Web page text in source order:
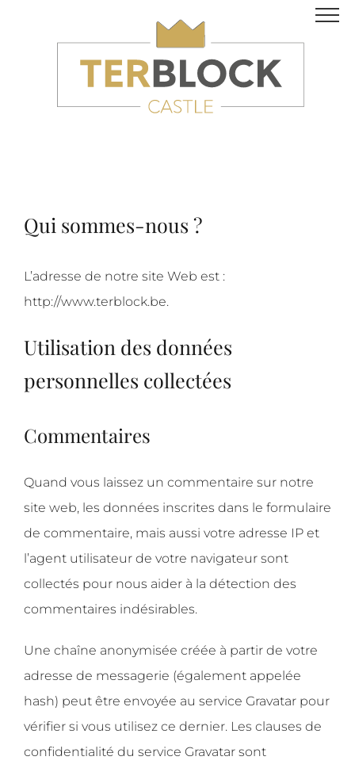
Qui sommes-nous ?
L’adresse de notre site Web est :
http://www.terblock.be.
Utilisation des données
personnelles collectées
Commentaires
Quand vous laissez un commentaire sur notre
site web, les données inscrites dans le formulaire
de commentaire, mais aussi votre adresse IP et
l’agent utilisateur de votre navigateur sont
collectés pour nous aider à la détection des
commentaires indésirables.
Une chaîne anonymisée créée à partir de votre
adresse de messagerie (également appelée
hash) peut être envoyée au service Gravatar pour
vérifier si vous utilisez ce dernier. Les clauses de
confidentialité du service Gravatar sont